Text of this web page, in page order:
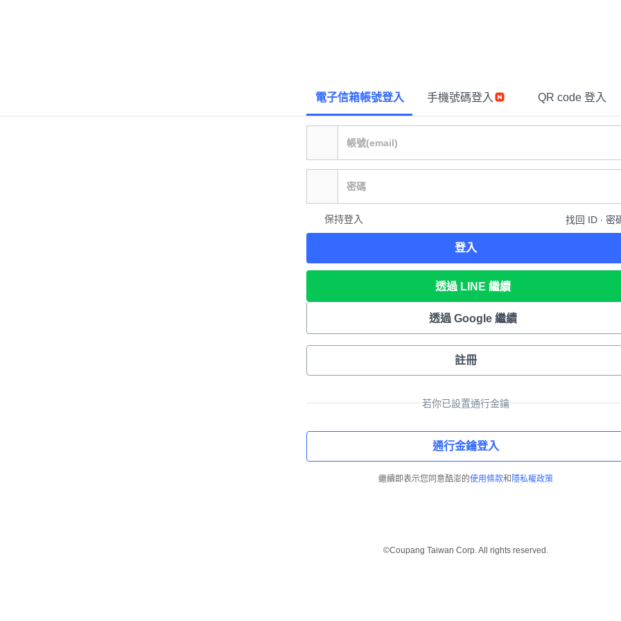
電子信箱帳號登入 手機號碼登入 QR code 登入
保持登入 找回 ID ∙ 密
登入
透過 LINE 繼續
透過 Google 繼續
註冊
若你已設置通行金鑰
通行金鑰登入
繼續即表示您同意酷澎的使用條款和 隱私權政策
©Coupang Taiwan Corp. All rights reserved.